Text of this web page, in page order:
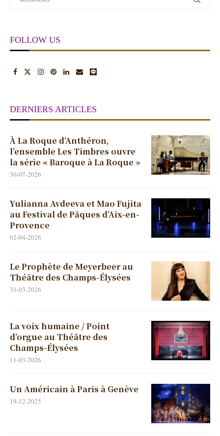
FOLLOW US
DERNIERS ARTICLES
À La Roque d’Anthéron,
l’ensemble Les Timbres ouvre
la série « Baroque à La Roque »
30-07-2026
Yulianna Avdeeva et Mao Fujita
au Festival de Pâques d’Aix-en-
Provence
02-04-2026
Le Prophète de Meyerbeer au
Théâtre des Champs-Élysées
31-03-2026
La voix humaine / Point
d’orgue au Théâtre des
Champs-Élysées
11-03-2026
Un Américain à Paris à Genève
19-12-2025